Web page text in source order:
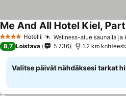
4 Tähtiluokitus
Hotelli Wellness-alue saunalla ja
Me And All Hotel Kiel,
8,7 Loistava 5 736 1.2 km
Valitse päivät nähdäksesi tarkat